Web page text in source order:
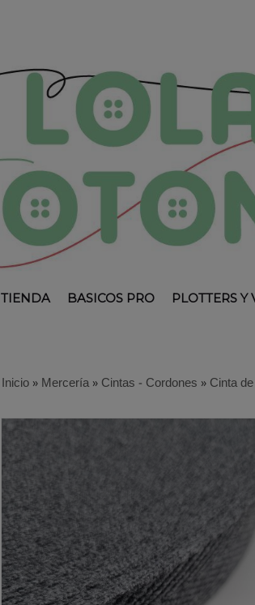
TIENDA BASICOS PRO PLOTTERS Y
Inicio»Mercería»Cintas - Cordones »Cinta